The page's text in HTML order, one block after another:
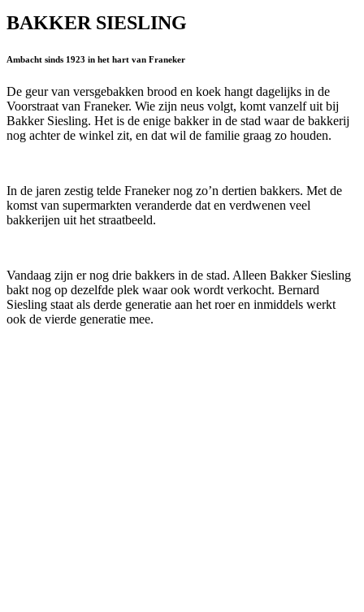
BAKKER SIESLING
Ambacht sinds 1923 in het hart van Franeker
De geur van versgebakken brood en koek hangt dagelijks in de
Voorstraat van Franeker. Wie zijn neus volgt, komt vanzelf uit bij
Bakker Siesling. Het is de enige bakker in de stad waar de bakkerij
nog achter de winkel zit, en dat wil de familie graag zo houden.
In de jaren zestig telde Franeker nog zo’n dertien bakkers. Met de
komst van supermarkten veranderde dat en verdwenen veel
bakkerijen uit het straatbeeld.
Vandaag zijn er nog drie bakkers in de stad. Alleen Bakker Siesling
bakt nog op dezelfde plek waar ook wordt verkocht. Bernard
Siesling staat als derde generatie aan het roer en inmiddels werkt
ook de vierde generatie mee.